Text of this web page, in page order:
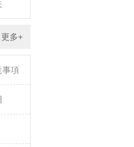
更多+
事項